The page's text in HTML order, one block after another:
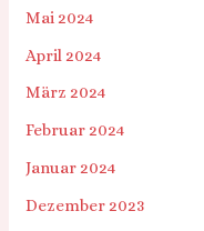
Mai 2024
April 2024
März 2024
Februar 2024
Januar 2024
Dezember 2023